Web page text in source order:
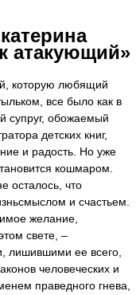
атакующий»
которую любящий
все было как в
супруг, обожаемый
детских книг,
и радость. Но уже
кошмаром.
осталось, что
и счастьем.
желание,
свете, –
лишившими ее всего,
человеческих и
праведного гнева,